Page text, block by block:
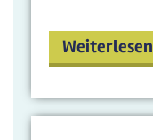
Weiterlesen